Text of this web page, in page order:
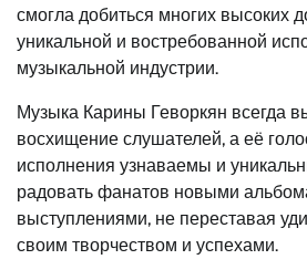
смогла добиться многих высоких
уникальной и востребованной
музыкальной индустрии.
Музыка Карины Геворкян всегда
восхищение слушателей, а её
исполнения узнаваемы и
радовать фанатов новыми
выступлениями, не переставая
своим творчеством и успехами.